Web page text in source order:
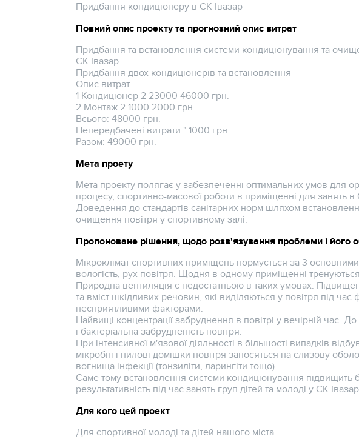
Придбання кондиціонеру в СК Івазар
Повний опис проекту та прогнозний опис витрат
Придбання та встановлення системи кондиціонування та
СК Івазар.
Придбання двох кондиціонерів та встановлення
Опис витрат
1 Кондиціонер 2 23000 46000 грн.
2 Монтаж 2 1000 2000 грн.
Всього: 48000 грн.
Непередбачені витрати:" 1000 грн.
Разом: 49000 грн.
Мета проету
Мета проекту полягає у забезпеченні оптимальних умов для
процесу, спортивно-масової роботи в приміщенні для занять в
Доведення до стандартів санітарних норм шляхом
очищення повітря у спортивному залі.
Пропоноване рішення, щодо розв'язування проблеми і його
Мікроклімат спортивних приміщень нормується за 3
вологість, рух повітря. Щодня в одному приміщенні
Природна вентиляція є недостатньою в таких умовах.
та вміст шкідливих речовин, які виділяються у повітря під
несприятливими факторами.
Найвищі концентрації забруднення в повітрі у вечірній час.
і бактеріальна забрудненість повітря.
При інтенсивної м'язової діяльності в більшості випадків
мікробні і пилові домішки повітря заносяться на слизову
вогнища інфекції (тонзиліти, ларингіти тощо).
Саме тому встановлення системи кондиціонування підвищить
результативність під час занять груп дітей та молоді у СК
Для кого цей проект
Для спортивної молоді та дітей нашого міста.